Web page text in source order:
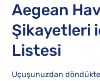
Aegean
Şikayetleri
Listesi
Uçuşunuzdan